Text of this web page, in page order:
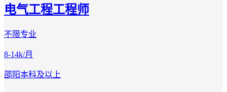
电气工程工程师
不限专业
8-14k/月
邵阳本科及以上